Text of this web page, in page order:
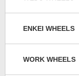
ENKEI WHEELS
WORK WHEELS